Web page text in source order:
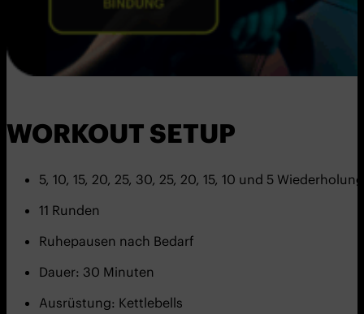
WORKOUT SETUP
5, 10, 15, 20, 25, 30, 25, 20, 15, 10 und 5
11 Runden
Ruhepausen nach Bedarf
Dauer: 30 Minuten
Ausrüstung: Kettlebells